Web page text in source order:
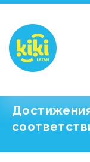
Перейти
содержанию